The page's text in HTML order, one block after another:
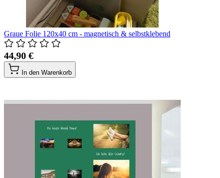
Graue Folie 120x40 cm - magnetisch & selbstklebend
44,90 €
In den Warenkorb